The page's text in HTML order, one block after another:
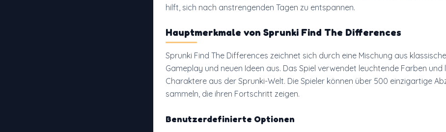
hilft, sich nach anstrengenden Tagen zu entspannen.
Hauptmerkmale von Sprunki Find The Differences
Sprunki Find The Differences zeichnet sich durch eine Mischung aus
Gameplay und neuen Ideen aus. Das Spiel verwendet leuchtende Farben und
Charaktere aus der Sprunki-Welt. Die Spieler können über 500 einzigartige
sammeln, die ihren Fortschritt zeigen.
Benutzerdefinierte Optionen